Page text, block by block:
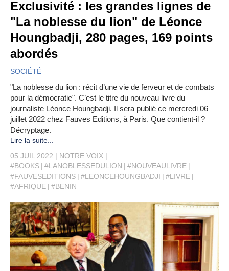
Exclusivité : les grandes lignes de
"La noblesse du lion" de Léonce
Houngbadji, 280 pages, 169 points
abordés
SOCIÉTÉ
"La noblesse du lion : récit d’une vie de ferveur et de combats
pour la démocratie". C’est le titre du nouveau livre du
journaliste Léonce Houngbadji. Il sera publié ce mercredi 06
juillet 2022 chez Fauves Editions, à Paris. Que contient-il ?
Décryptage.
Lire la suite...
05 JUIL 2022
NOTRE VOIX
#BOOKS
#LANOBLESSEDULION
#NOUVEAULIVRE
#FAUVESEDITIONS
#LEONCEHOUNGBADJI
#LIVRE
#AFRIQUE
#BENIN